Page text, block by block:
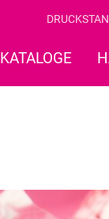
KATALOGE